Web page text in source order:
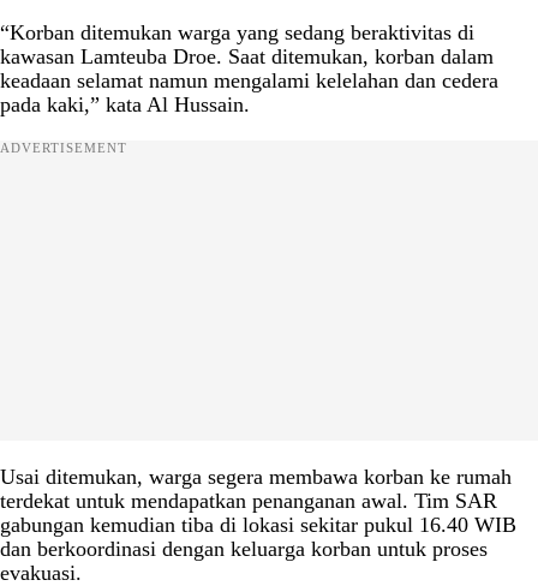
“Korban ditemukan warga yang sedang beraktivitas di
kawasan Lamteuba Droe. Saat ditemukan, korban dalam
keadaan selamat namun mengalami kelelahan dan cedera
pada kaki,” kata Al Hussain.
ADVERTISEMENT
Usai ditemukan, warga segera membawa korban ke rumah
terdekat untuk mendapatkan penanganan awal. Tim SAR
gabungan kemudian tiba di lokasi sekitar pukul 16.40 WIB
dan berkoordinasi dengan keluarga korban untuk proses
evakuasi.